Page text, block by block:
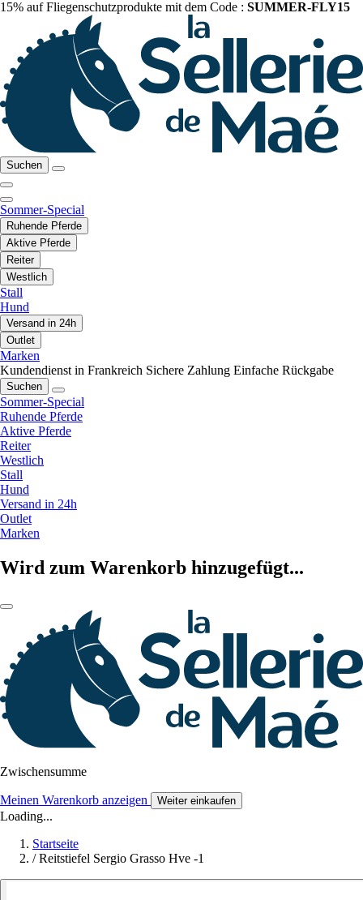
15% auf Fliegenschutzprodukte mit dem Code : SUMMER-FLY15
Suchen
Sommer-Special
Ruhende Pferde
Aktive Pferde
Reiter
Westlich
Stall
Hund
Versand in 24h
Outlet
Marken
Kundendienst in Frankreich Sichere Zahlung Einfache Rückgabe
Suchen
Sommer-Special
Ruhende Pferde
Aktive Pferde
Reiter
Westlich
Stall
Hund
Versand in 24h
Outlet
Marken
Wird zum Warenkorb hinzugefügt...
Zwischensumme
Meinen Warenkorb anzeigen Weiter einkaufen
Loading...
Startseite
/ Reitstiefel Sergio Grasso Hve -1